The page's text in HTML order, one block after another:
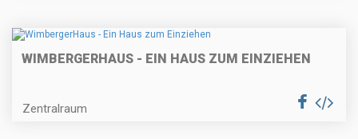
WIMBERGERHAUS - EIN HAUS ZUM EINZIEHEN
Zentralraum